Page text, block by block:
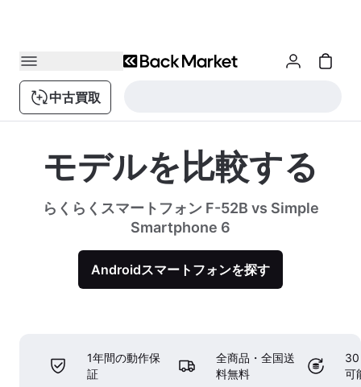
中古買取
モデルを比較する
らくらくスマートフォン F-52B vs Simple
Smartphone 6
Androidスマートフォンを探す
1年間の動作保
証
全商品・全国送
料無料
30
可